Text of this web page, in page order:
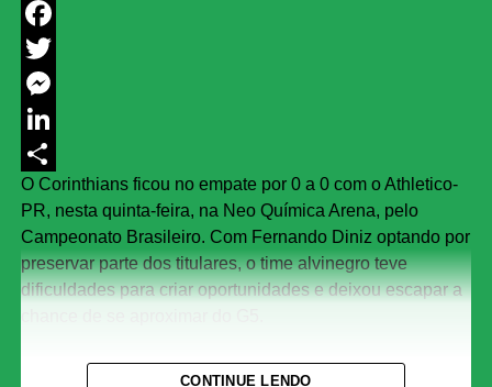
WhatsApp
Facebook
Twitter
Messenger
LinkedIn
Share
O Corinthians ficou no empate por 0 a 0 com o Athletico-
PR, nesta quinta-feira, na Neo Química Arena, pelo
Campeonato Brasileiro. Com Fernando Diniz optando por
preservar parte dos titulares, o time alvinegro teve
dificuldades para criar oportunidades e deixou escapar a
Com o resultado, o Corinthians chegou aos 29 pontos e
CONTINUE LENDO